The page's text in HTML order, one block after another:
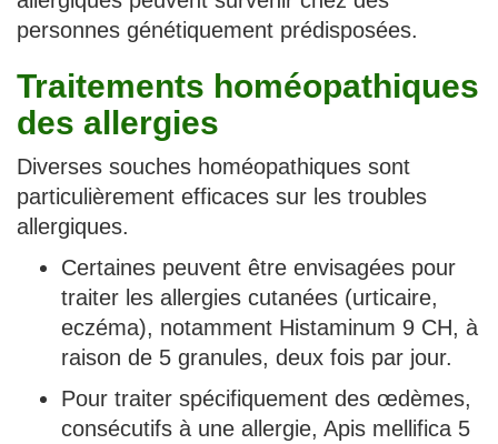
personnes génétiquement prédisposées.
Traitements homéopathiques
des allergies
Diverses souches homéopathiques sont
particulièrement efficaces sur les troubles
allergiques.
Certaines peuvent être envisagées pour
traiter les allergies cutanées (urticaire,
eczéma), notamment Histaminum 9 CH, à
raison de 5 granules, deux fois par jour.
Pour traiter spécifiquement des œdèmes,
consécutifs à une allergie, Apis mellifica 5